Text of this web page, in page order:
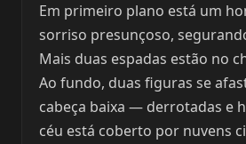
Em primeiro plano está um
sorriso presunçoso,
Mais duas espadas estão no
Ao fundo, duas figuras se
cabeça baixa — derrotadas e
céu está coberto por nuvens